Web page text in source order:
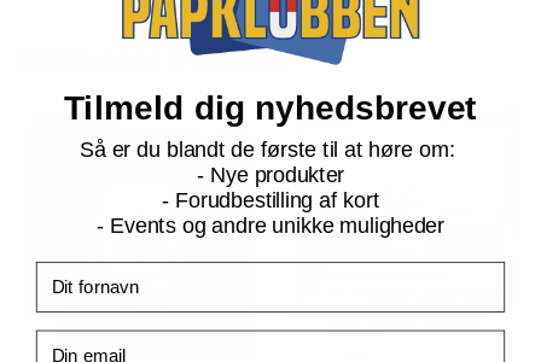
Relaterede produkter
Tilmeld dig nyhedsbrevet
Så er du blandt de første til at høre om:
- Nye produkter
- Forudbestilling af kort
- Events og andre unikke muligheder